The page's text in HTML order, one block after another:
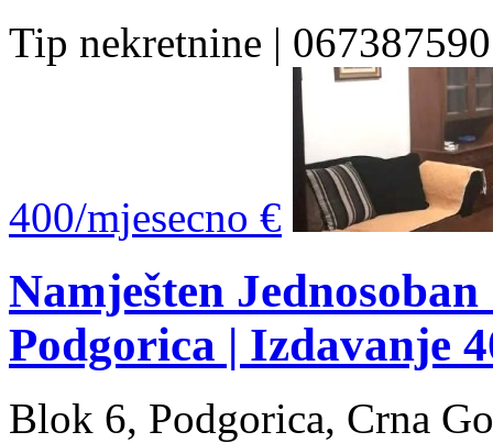
Tip nekretnine | 067387590
400/mjesecno €
Namješten
Podgorica | Izdavanje
Blok 6, Podgorica, Crna